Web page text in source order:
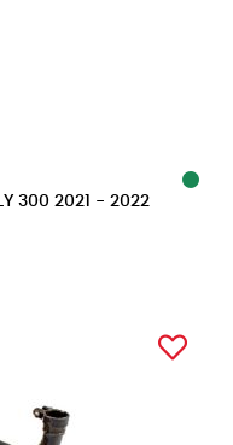
300 2021 - 2022